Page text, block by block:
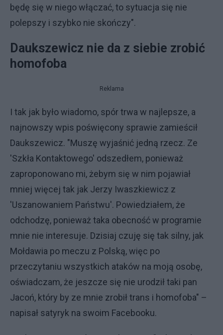
będę się w niego włączać, to sytuacja się nie
polepszy i szybko nie skończy".
Daukszewicz nie da z siebie zrobić
homofoba
Reklama
I tak jak było wiadomo, spór trwa w najlepsze, a
najnowszy wpis poświęcony sprawie zamieścił
Daukszewicz. "Muszę wyjaśnić jedną rzecz. Ze
'Szkła Kontaktowego' odszedłem, ponieważ
zaproponowano mi, żebym się w nim pojawiał
mniej więcej tak jak Jerzy Iwaszkiewicz z
'Uszanowaniem Państwu'. Powiedziałem, że
odchodzę, ponieważ taka obecność w programie
mnie nie interesuje. Dzisiaj czuję się tak silny, jak
Mołdawia po meczu z Polską, więc po
przeczytaniu wszystkich ataków na moją osobę,
oświadczam, że jeszcze się nie urodził taki pan
Jacoń, który by ze mnie zrobił trans i homofoba" –
napisał satyryk na swoim Facebooku.